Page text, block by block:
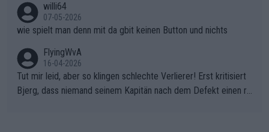
willi64
07-05-2026
wie spielt man denn mit da gbit keinen Button und nichts
FlyingWvA
16-04-2026
Tut mir leid, aber so klingen schlechte Verlierer! Erst kritisiert
Bjerg, dass niemand seinem Kapitän nach dem Defekt einen ro